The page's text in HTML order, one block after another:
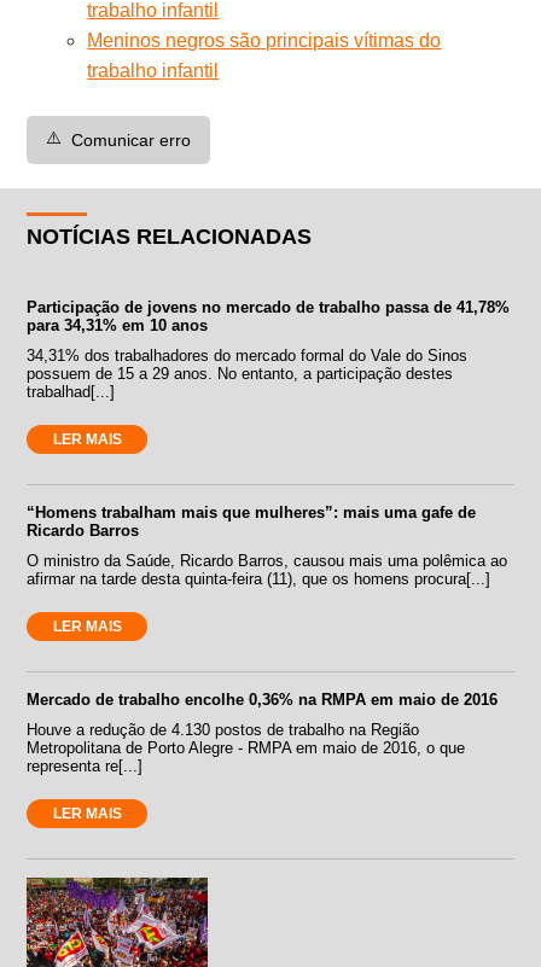
trabalho infantil
Meninos negros são principais vítimas do
trabalho infantil
⚠️ Comunicar erro
NOTÍCIAS RELACIONADAS
Participação de jovens no mercado de trabalho passa de 41,78%
para 34,31% em 10 anos
34,31% dos trabalhadores do mercado formal do Vale do Sinos
possuem de 15 a 29 anos. No entanto, a participação destes
trabalhad[...]
LER MAIS
“Homens trabalham mais que mulheres”: mais uma gafe de
Ricardo Barros
O ministro da Saúde, Ricardo Barros, causou mais uma polêmica ao
afirmar na tarde desta quinta-feira (11), que os homens procura[...]
LER MAIS
Mercado de trabalho encolhe 0,36% na RMPA em maio de 2016
Houve a redução de 4.130 postos de trabalho na Região
Metropolitana de Porto Alegre - RMPA em maio de 2016, o que
representa re[...]
LER MAIS